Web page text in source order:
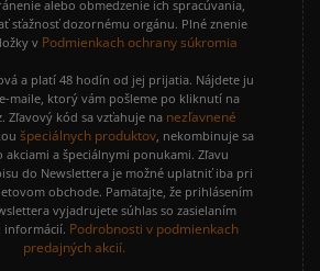
alebo obmedzenie ich spracúvania,
sťažnosť dozornému orgánu. Plné znenie
v Podmienkach ochrany súkromia
a platí 48 hodín od jej prijatia. Nájdete ju
maile, ktorý vám pošleme po kliknutí na
Zľavový kód sa vzťahuje na nezľavnené
špeciálnych produktov, nekombinuje sa
a špeciálnymi ponukami. Zľavu
do Newslettera je možné uplatniť iba pri
obchode. Pamätajte, že prihlásením
vyjadrujete súhlas so zasielaním
informácií. Podrobnosti v podmienkach
predajných akcií.